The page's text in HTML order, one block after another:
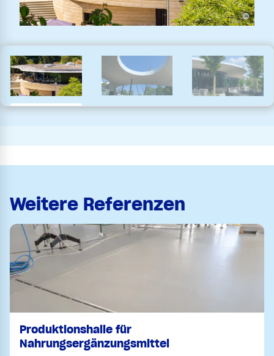
©
Weitere Referenzen
Produktionshalle für
Nahrungsergänzungsmittel